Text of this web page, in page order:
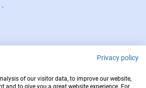
Privacy policy
of our visitor data, to improve our website,
and to give you a great website experience. For